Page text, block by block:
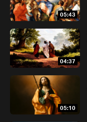
05:43
04:37
05:10